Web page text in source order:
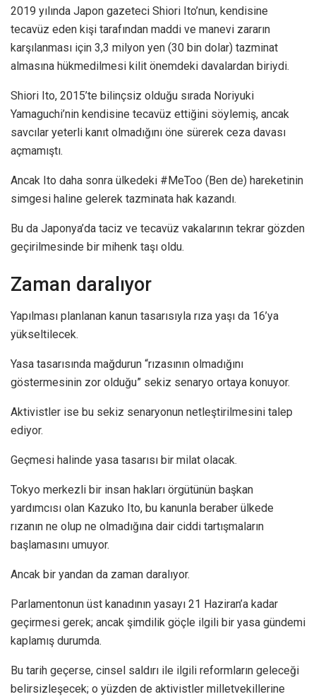
2019 yılında Japon gazeteci Shiori Ito’nun, kendisine
tecavüz eden kişi tarafından maddi ve manevi zararın
karşılanması için 3,3 milyon yen (30 bin dolar) tazminat
almasına hükmedilmesi kilit önemdeki davalardan biriydi.
Shiori Ito, 2015’te bilinçsiz olduğu sırada Noriyuki
Yamaguchi’nin kendisine tecavüz ettiğini söylemiş, ancak
savcılar yeterli kanıt olmadığını öne sürerek ceza davası
açmamıştı.
Ancak Ito daha sonra ülkedeki #MeToo (Ben de) hareketinin
simgesi haline gelerek tazminata hak kazandı.
Bu da Japonya’da taciz ve tecavüz vakalarının tekrar gözden
geçirilmesinde bir mihenk taşı oldu.
Zaman daralıyor
Yapılması planlanan kanun tasarısıyla rıza yaşı da 16’ya
yükseltilecek.
Yasa tasarısında mağdurun “rızasının olmadığını
göstermesinin zor olduğu” sekiz senaryo ortaya konuyor.
Aktivistler ise bu sekiz senaryonun netleştirilmesini talep
ediyor.
Geçmesi halinde yasa tasarısı bir milat olacak.
Tokyo merkezli bir insan hakları örgütünün başkan
yardımcısı olan Kazuko Ito, bu kanunla beraber ülkede
rızanın ne olup ne olmadığına dair ciddi tartışmaların
başlamasını umuyor.
Ancak bir yandan da zaman daralıyor.
Parlamentonun üst kanadının yasayı 21 Haziran’a kadar
geçirmesi gerek; ancak şimdilik göçle ilgili bir yasa gündemi
kaplamış durumda.
Bu tarih geçerse, cinsel saldırı ile ilgili reformların geleceği
belirsizleşecek; o yüzden de aktivistler milletvekillerine